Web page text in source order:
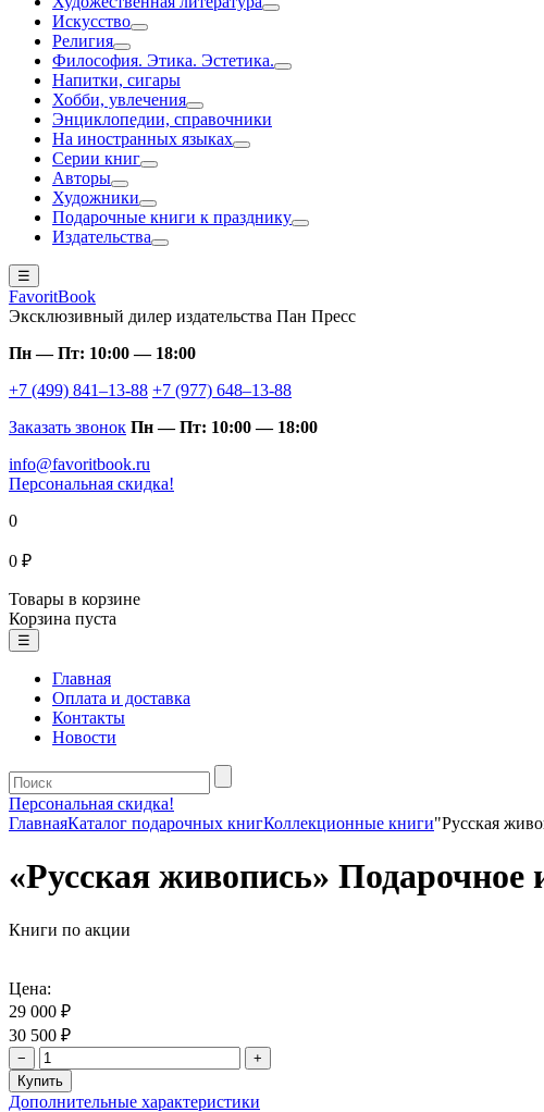
Искусство
Религия
Философия. Этика. Эстетика.
Напитки, сигары
Хобби, увлечения
Энциклопедии, справочники
На иностранных языках
Серии книг
Авторы
Художники
Подарочные книги к празднику
Издательства
☰
FavoritBook
Эксклюзивный дилер издательства Пан Пресс
Пн — Пт: 10:00 — 18:00
+7 (499) 841–13-88 +7 (977) 648–13-88
Заказать звонок Пн — Пт: 10:00 — 18:00
info@favoritbook.ru
Персональная скидка!
0
0 ₽
Товары в корзине
Корзина пуста
☰
Главная
Оплата и доставка
Контакты
Новости
Персональная скидка!
ГлавнаяКаталог подарочных книгКоллекционные книги"Русская
«Русская живопись» Подарочное
Книги по акции
Цена:
29 000 ₽
30 500 ₽
− +
Дополнительные характеристики